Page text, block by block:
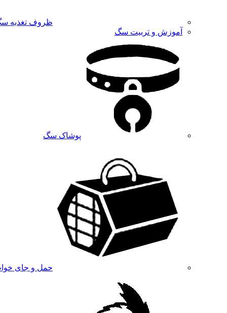
ظروف تغذیه
آموزش و تربیت سگ
پوشاک سگ
حمل و جای